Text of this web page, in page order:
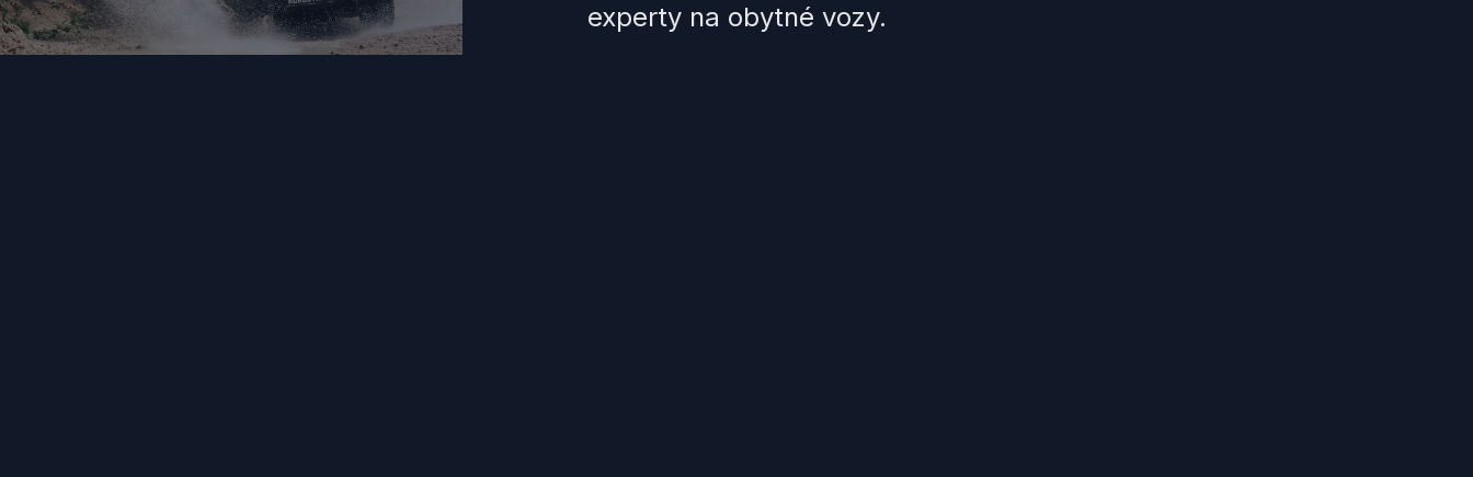
experty na obytné vozy.